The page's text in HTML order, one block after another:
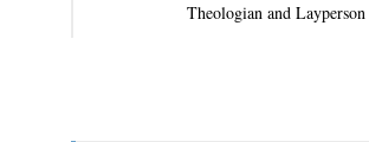
Theologian and Layperson